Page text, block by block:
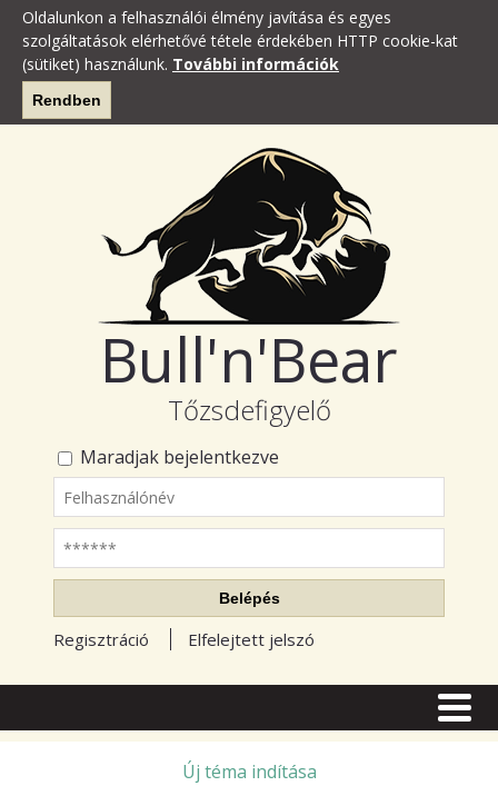
Oldalunkon a felhasználói élmény javítása és egyes
szolgáltatások elérhetővé tétele érdekében HTTP cookie-kat
(sütiket) használunk. További információk
Rendben
Bull'n'Bear
Tőzsdefigyelő
Maradjak bejelentkezve
Felhasználónév
Jelszó
Belépés
Regisztráció Elfelejtett jelszó
Új téma indítása